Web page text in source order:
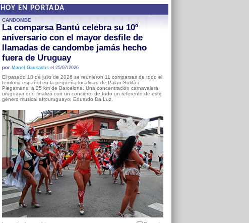
HOY EN PORTADA
CANDOMBE
La comparsa Bantú celebra su 10º
aniversario con el mayor desfile de
llamadas de candombe jamás hecho
fuera de Uruguay
por Manel Gausachsel 25/07/2026
El pasado 18 de julio de 2026 se reunieron 11 comparsas de todo el
territorio español en la pequeña localidad de Palau-Solità i
Plegamans, a 25 km de Barcelona. Una concentración carnavalera
uruguaya que finalizó con un concierto de todo un referente de este
género musical afrouruguayo, Eduardo Da Luz.